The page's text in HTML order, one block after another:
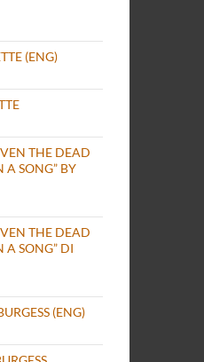
(ENG)
THE DEAD
A SONG” BY
THE DEAD
A SONG” DI
(ENG)